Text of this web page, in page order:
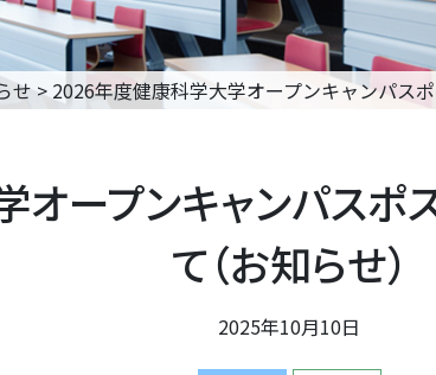
せ > 2026年度健康科学大学オープンキャンパス
ープンキャンパスポ
て（お知らせ）
2025年10月10日